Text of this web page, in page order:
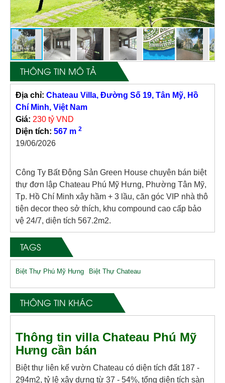
THÔNG TIN MÔ TẢ
Địa chỉ: Chateau Villa, Đường Số 19, Tân Mỹ, Hồ
Chí Minh, Việt Nam
Giá: 230 tỷ VND
Diện tích: 567 m 2
19/06/2026
Công Ty Bất Động Sản Green House chuyên bán biệt
thự đơn lập Chateau Phú Mỹ Hưng, Phường Tân Mỹ,
Tp. Hồ Chí Minh xây hầm + 3 lầu, căn góc VIP nhà thô
tiện decor theo sở thích, khu compound cao cấp bảo
vệ 24/7, diện tích 567.2m2.
TAGS
Biệt Thự Phú Mỹ Hưng Biệt Thự Chateau
THÔNG TIN KHÁC
Thông tin villa Chateau Phú Mỹ
Hưng cần bán
Biệt thự liên kế vườn Chateau có diện tích đất 187 -
294m2, tỷ lệ xây dựng từ 37 - 54%, tổng diện tích sàn